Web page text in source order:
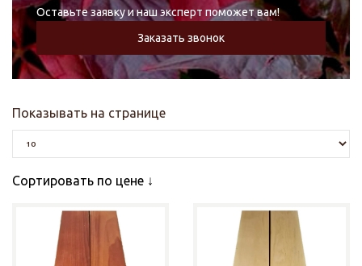
Оставьте заявку и наш эксперт поможет вам!
Заказать звонок
Показывать на странице
Сортировать по цене